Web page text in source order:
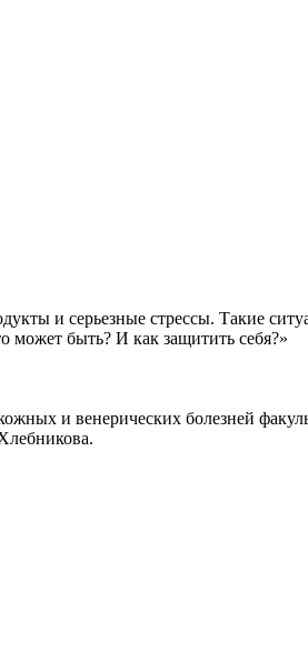
и серьезные стрессы. Такие
может быть? И как защитить себя?»
и венерических болезней